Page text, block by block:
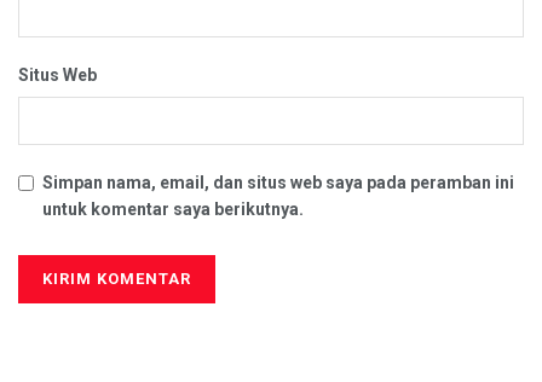
Situs Web
Simpan nama, email, dan situs web saya pada peramban ini
untuk komentar saya berikutnya.